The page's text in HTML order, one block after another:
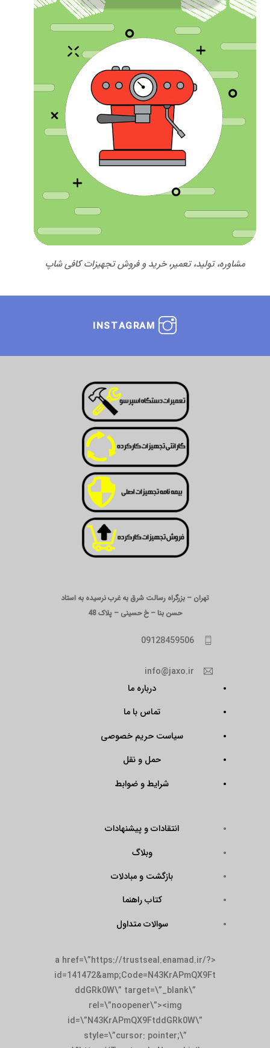
مشاوره، تولید، تعمیر، خرید و فروش تجهیزات کافی شاپ
INSTAGRAM
تهران – بزرگراه رسالت شرق به غرب نرسیده به استاد
حسن بنا – خ حسینی – پلاک 48
09128459506
info@jaxo.ir
درباره ما
تماس با ما
سیاست حریم خصوصی
حمل و نقل
شرایط و ضوابط
انتقادات و پیشنهادات
وبلاگ
بازگشت و مبادلات
کتاب راهنما
سوالات متداول
<a href=\”https://trustseal.enamad.ir/?
id=141472&amp;Code=N43KrAPmQX9Ft
ddGRk0W\” target=\”_blank\”
rel=\”noopener\”><img
id=\”N43KrAPmQX9FtddGRk0W\”
style=\”cursor: pointer;\”